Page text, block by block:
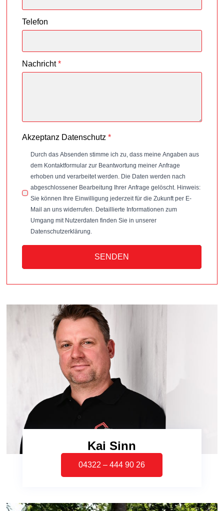
Telefon
Nachricht *
Akzeptanz Datenschutz *
Durch das Absenden stimme ich zu, dass meine Angaben aus
dem Kontaktformular zur Beantwortung meiner Anfrage
erhoben und verarbeitet werden. Die Daten werden nach
abgeschlossener Bearbeitung Ihrer Anfrage gelöscht. Hinweis:
Sie können Ihre Einwilligung jederzeit für die Zukunft per E-
Mail an uns widerrufen. Detaillierte Informationen zum
Umgang mit Nutzerdaten finden Sie in unserer
Datenschutzerklärung.
SENDEN
Kai Sinn
04322 – 444 90 26